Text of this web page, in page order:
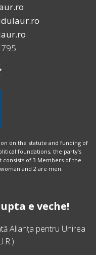
on the statute and funding of
foundations, the party’s
of 3 Members of the
and 2 are men.
e veche!
Alianța pentru Unirea